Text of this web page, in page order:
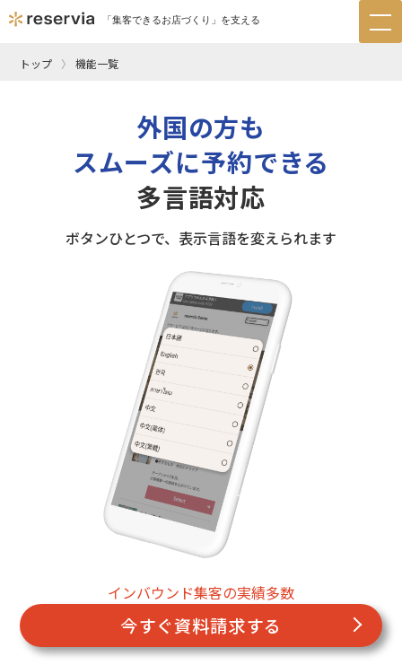
「集客できるお店づくり」を支える
トップ 機能一覧
外国の方も
スムーズに予約できる
多言語対応
ボタンひとつで、表示言語を変えられます
インバウンド集客の実績多数
今すぐ資料請求する